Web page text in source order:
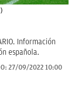
Información
española.
27/09/2022 10:00